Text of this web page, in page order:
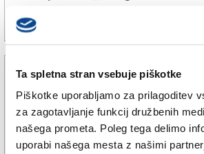
Ta spletna stran vsebuje piškotke
Piškotke uporabljamo za prilagoditev
za zagotavljanje funkcij družbenih
našega prometa. Poleg tega delimo
uporabi našega mesta z našimi
SPLETNO UREDNIŠTVO |